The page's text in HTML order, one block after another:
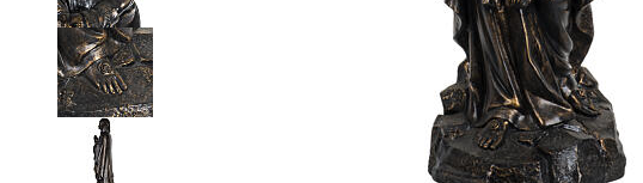
Previous
slide
Next
slide